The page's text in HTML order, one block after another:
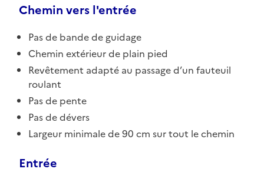
Chemin vers l'entrée
Pas de bande de guidage
Chemin extérieur de plain pied
Revêtement adapté au passage d’un fauteuil
roulant
Pas de pente
Pas de dévers
Largeur minimale de 90 cm sur tout le chemin
Entrée